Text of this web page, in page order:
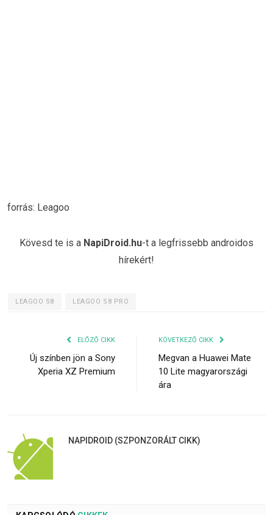
forrás: Leagoo
Kövesd te is a NapiDroid.hu-t a legfrissebb androidos
hírekért!
LEAGOO S8 LEAGOO S8 PRO
ELŐZŐ CIKK
Új színben jön a Sony
Xperia XZ Premium
KÖVETKEZŐ CIKK
Megvan a Huawei Mate
10 Lite magyarországi
ára
NAPIDROID (SZPONZORÁLT CIKK)